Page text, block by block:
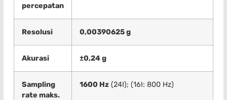
percepatan
Resolusi 0,00390625 g
Akurasi ±0,24 g
Sampling
rate maks.
1600 Hz (24I); (16I: 800 Hz)